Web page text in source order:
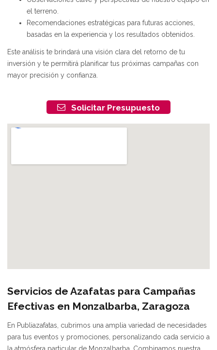
el terreno.
Recomendaciones estratégicas para futuras acciones,
basadas en la experiencia y los resultados obtenidos.
Este análisis te brindará una visión clara del retorno de tu
inversión y te permitirá planificar tus próximas campañas con
mayor precisión y confianza.
Solicitar Presupuesto
Servicios de Azafatas para Campañas
Efectivas en Monzalbarba, Zaragoza
En Publiazafatas, cubrimos una amplia variedad de necesidades
para tus eventos y promociones, personalizando cada servicio a